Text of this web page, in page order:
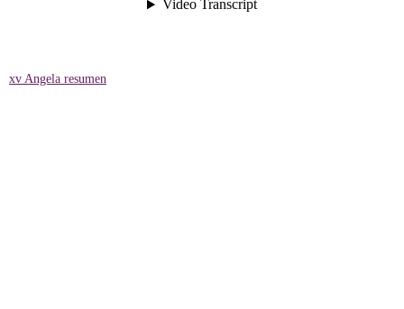
xv Angela resumen